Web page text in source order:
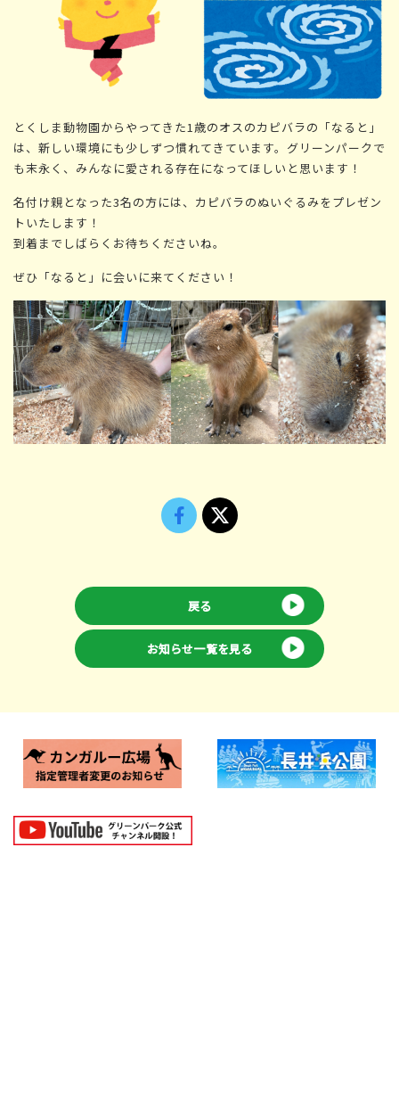
とくしま動物園からやってきた1歳のオスのカピバラの「なると」
は、新しい環境にも少しずつ慣れてきています。グリーンパークで
も末永く、みんなに愛される存在になってほしいと思います！
名付け親となった3名の方には、カピバラのぬいぐるみをプレゼン
トいたします！
到着までしばらくお待ちくださいね。
ぜひ「なると」に会いに来てください！
戻る
お知らせ一覧を見る